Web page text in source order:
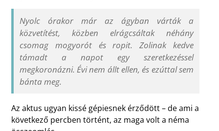
Nyolc órakor már az ágyban várták a
közvetítést, közben elrágcsáltak néhány
csomag mogyorót és ropit. Zolinak kedve
támadt a napot egy szeretkezéssel
megkoronázni. Évi nem állt ellen, és ezúttal sem
bánta meg.
Az aktus ugyan kissé gépiesnek érződött – de ami a
következő percben történt, az maga volt a néma